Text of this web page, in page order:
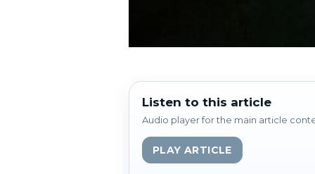
Listen to this article
Audio player for the main article
PLAY ARTICLE